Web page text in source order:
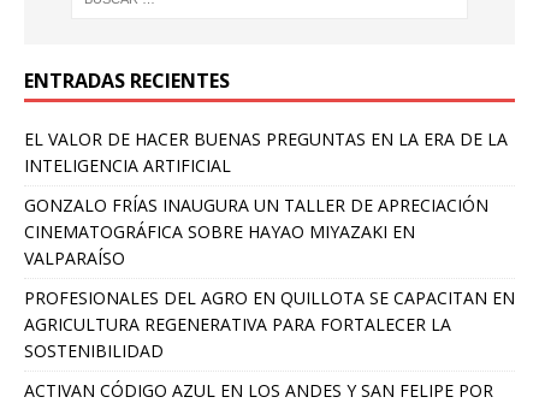
ENTRADAS RECIENTES
EL VALOR DE HACER BUENAS PREGUNTAS EN LA ERA DE LA
INTELIGENCIA ARTIFICIAL
GONZALO FRÍAS INAUGURA UN TALLER DE APRECIACIÓN
CINEMATOGRÁFICA SOBRE HAYAO MIYAZAKI EN
VALPARAÍSO
PROFESIONALES DEL AGRO EN QUILLOTA SE CAPACITAN EN
AGRICULTURA REGENERATIVA PARA FORTALECER LA
SOSTENIBILIDAD
ACTIVAN CÓDIGO AZUL EN LOS ANDES Y SAN FELIPE POR